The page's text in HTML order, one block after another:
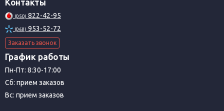
Контакты
(050) 822-42-95
(068) 953-52-72
Заказать звонок
График работы
Пн-Пт: 8:30-17:00
Сб: прием заказов
Вс: прием заказов